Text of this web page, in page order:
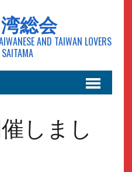
総会
AND TAIWAN LOVERS
しまし